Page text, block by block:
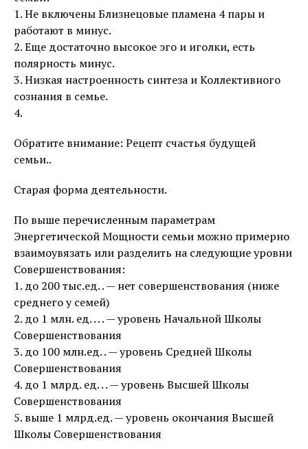
1. Не включены Близнецовые пламена 4 пары и
работают в минус.
2. Еще достаточно высокое эго и иголки, есть
полярность минус.
3. Низкая настроенность синтеза и Коллективного
сознания в семье.
4.
Обратите внимание: Рецепт счастья будущей
семьи..
Старая форма деятельности.
По выше перечисленным параметрам
Энергетической Мощности семьи можно примерно
взаимоувязать или разделить на следующие уровни
Совершенствования:
1. до 200 тыс.ед. . — нет совершенствования (ниже
среднего у семей)
2. до 1 млн. ед. . . . — уровень Начальной Школы
Совершенствования
3. до 100 млн.ед. . — уровень Средней Школы
Совершенствования
4. до 1 млрд. ед. . . — уровень Высшей Школы
Совершенствования
5. выше 1 млрд.ед. — уровень окончания Высшей
Школы Совершенствования